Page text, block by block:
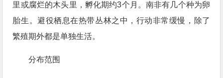
里或腐烂的木头里，孵化期约3个月。南非有几个种为卵
胎生。避役栖息在热带丛林之中，行动非常缓慢，除了
繁殖期外都是单独生活。
分布范围